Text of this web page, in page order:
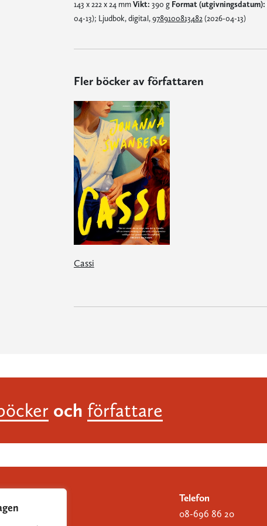
143 x 222 x 24 mmVikt: 390 g Format (utgivningsdatum):
04-13); Ljudbok, digital,9789100813482 (2026-04-13)
Fler böcker av författaren
Cassi
och författare
Telefon
08-696 86 20